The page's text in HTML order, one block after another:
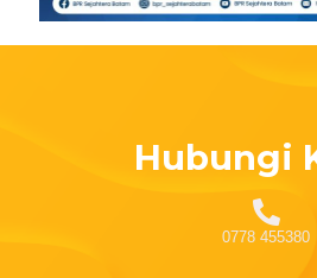
Hubungi
0778 455380